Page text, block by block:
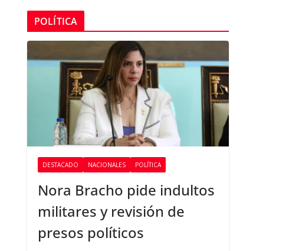
POLÍTICA
DESTACADO NACIONALES POLÍTICA
Nora Bracho pide indultos
militares y revisión de
presos políticos